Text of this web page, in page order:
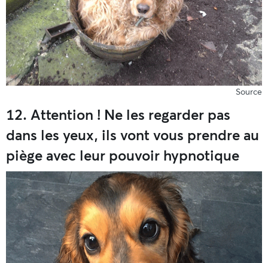
Source
12. Attention ! Ne les regarder pas
dans les yeux, ils vont vous prendre au
piège avec leur pouvoir hypnotique